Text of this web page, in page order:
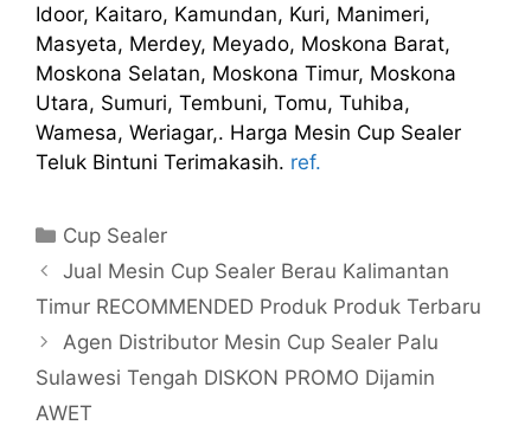
Idoor, Kaitaro, Kamundan, Kuri, Manimeri,
Masyeta, Merdey, Meyado, Moskona Barat,
Moskona Selatan, Moskona Timur, Moskona
Utara, Sumuri, Tembuni, Tomu, Tuhiba,
Wamesa, Weriagar,. Harga Mesin Cup Sealer
Teluk Bintuni Terimakasih. ref.
Kategori
Cup Sealer
Jual Mesin Cup Sealer Berau Kalimantan
Timur RECOMMENDED Produk Produk Terbaru
Agen Distributor Mesin Cup Sealer Palu
Sulawesi Tengah DISKON PROMO Dijamin
AWET